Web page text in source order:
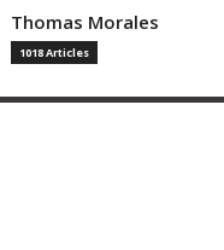
Thomas Morales
1018 Articles